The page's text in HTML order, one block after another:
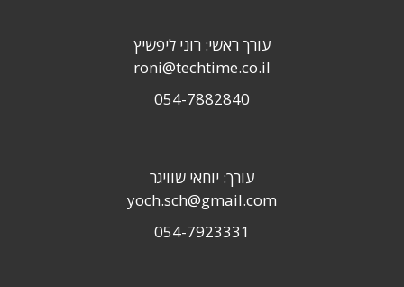
עורך ראשי: רוני ליפשיץ
roni@techtime.co.il
054-7882840
עורך: יוחאי שוויגר
yoch.sch@gmail.com
054-7923331